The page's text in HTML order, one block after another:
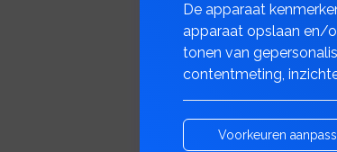
De apparaat
apparaat opslaan en/
tonen van
contentmeting,
Voorkeuren